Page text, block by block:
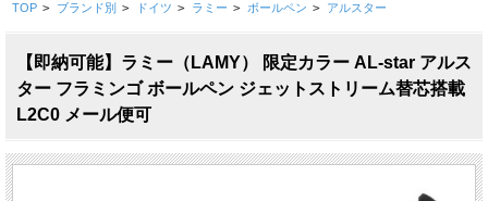
TOP > ブランド別 > ドイツ > ラミー > ボールペン > アルスター
【即納可能】ラミー（LAMY） 限定カラー AL-star アルス
ター フラミンゴ ボールペン ジェットストリーム替芯搭載
L2C0 メール便可